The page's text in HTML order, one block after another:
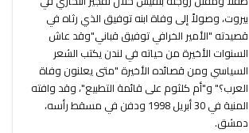
بيروت، وصولاً إلى وفاة ابنه توفيق الذي رثاه في
قصيدته "الأمير الخرافي توفيق قباني"وقد عاش
السنوات الأخيرة من حياته في لندن يكتب الشعر
السياسي ومن قصائده الأخيرة "متى يعلنون وفاة
العرب؟" و"أم كلثوم على قائمة التطبيع"، وقد وافته
المنية في 30 أبريل 1998 ودفن في مسقط رأسه،
دمشق.